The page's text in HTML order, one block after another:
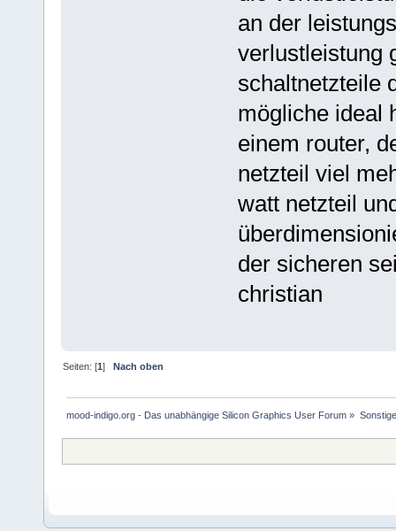
an der
verlustleistung
schaltnetzteile
mögliche ideal
einem router,
netzteil viel
watt netzteil
der sicheren
christian
Seiten: [1] Nach oben
mood-indigo.org - Das unabhängige Silicon Graphics User Forum »